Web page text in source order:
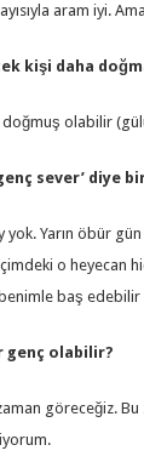
aram iyi.
kişi daha
doğmuş olabilir
sever’ diye
Yarın öbür
o heyecan
baş
genç olabilir?
göreceğiz. Bu